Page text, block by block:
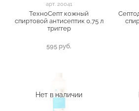
арт. 20041
ТехноСепт кожный
спиртовой антисептик 0,75 л
триггер
595 руб.
Нет в наличии